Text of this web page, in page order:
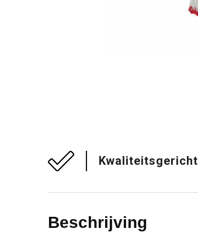
Kwaliteitsgericht
Beschrijving